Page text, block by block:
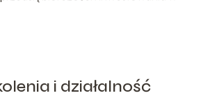
i działalność